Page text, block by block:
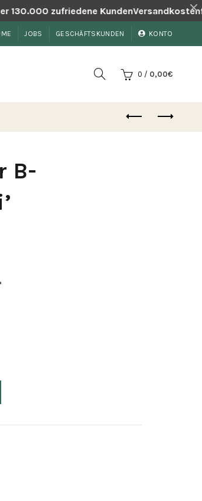
zufriedene Kunden
JOBS GESCHÄFTSKUNDEN KONTO
0 / 0,00€
B-